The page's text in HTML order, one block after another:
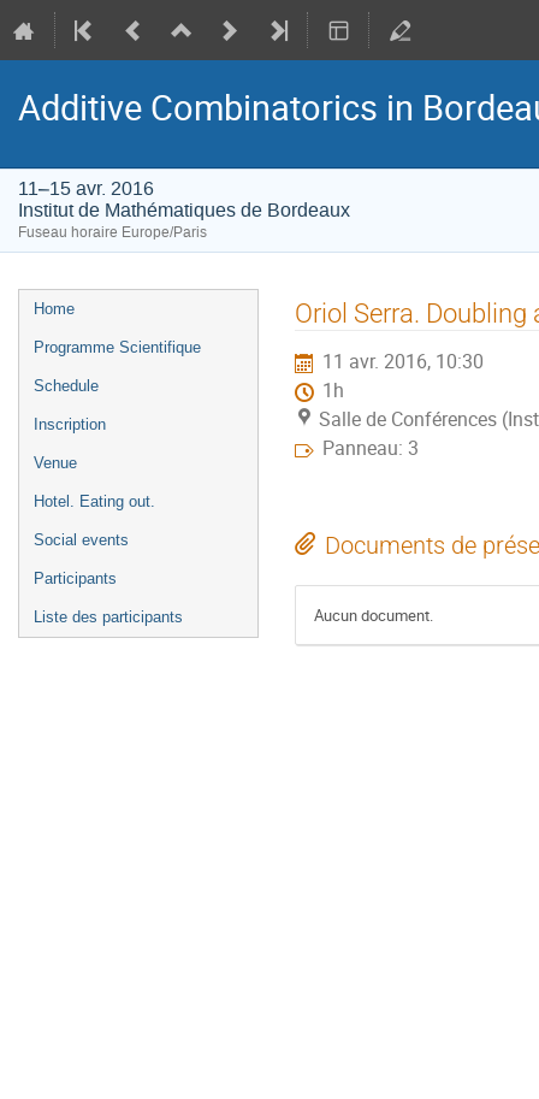
Additive Combinatorics in
11–15 avr. 2016
Institut de Mathématiques de Bordeaux
Fuseau horaire Europe/Paris
Menu
de
Home
Programme Scientifique
Schedule
Inscription
Venue
Hotel. Eating out.
Social events
Participants
Liste des participants
Oriol Serra.
11 avr. 2016, 10:30
1h
Salle de Conférences
Panneau: 3
Documents de
Aucun document.